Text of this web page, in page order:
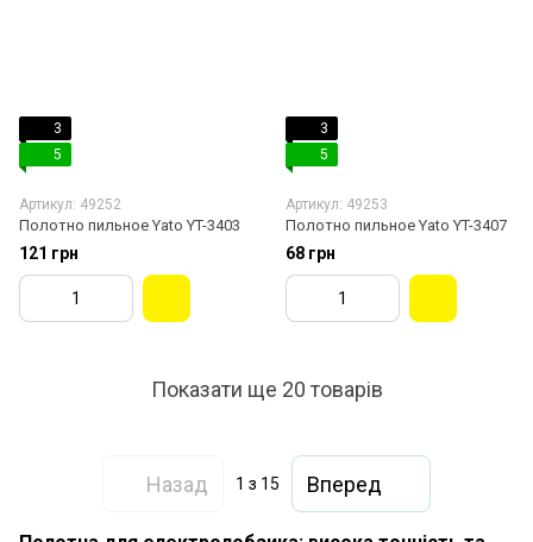
3
5
Артикул: 49252
Полотно пильное Yato YT-3403
121 грн
3
5
Артикул: 49253
Полотно пильное Yato YT-3407
68 грн
Показати ще 20 товарів
Назад 1 з 15 Вперед